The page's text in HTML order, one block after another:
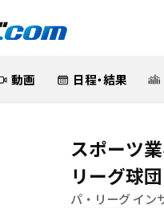
動画 日程・結果
スポーツ
リーグ球
パ・リーグ イン